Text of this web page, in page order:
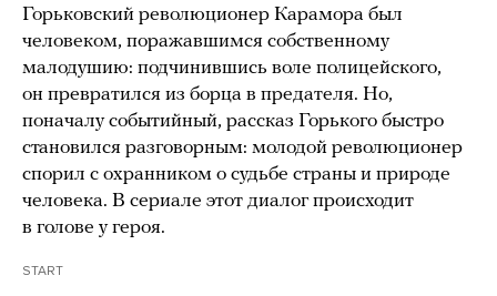
Горьковский революционер Карамора был
человеком, поражавшимся собственному
малодушию: подчинившись воле полицейского,
он превратился из борца в предателя. Но,
поначалу событийный, рассказ Горького быстро
становился разговорным: молодой революционер
спорил с охранником о судьбе страны и природе
человека. В сериале этот диалог происходит
в голове у героя.
START